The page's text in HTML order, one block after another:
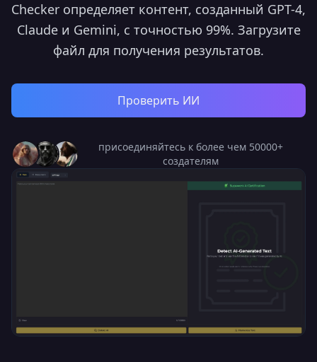
Checker определяет контент, созданный GPT-4,
Claude и Gemini, с точностью 99%. Загрузите
файл для получения результатов.
Проверить ИИ
присоединяйтесь к более чем 50000+
создателям